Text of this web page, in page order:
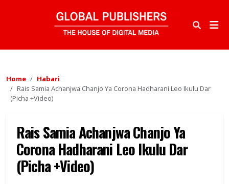
Home
Habari
Rais Samia Achanjwa Chanjo Ya Corona Hadharani Leo Ikulu Dar
(Picha +Video)
Rais Samia Achanjwa Chanjo Ya
Corona Hadharani Leo Ikulu Dar
(Picha +Video)